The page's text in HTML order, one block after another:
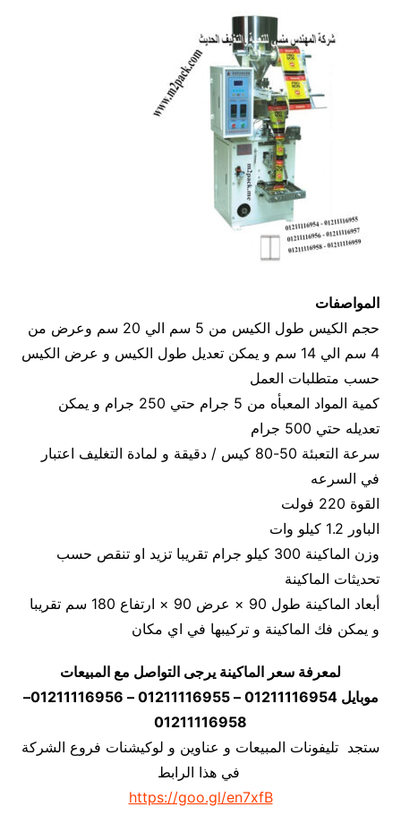
المواصفات
حجم الكيس طول الكيس من 5 سم الي 20 سم وعرض من
4 سم الي 14 سم و يمكن تعديل طول الكيس و عرض الكيس
حسب متطلبات العمل
كمية المواد المعبأه من 5 جرام حتي 250 جرام و يمكن
تعديله حتي 500 جرام
سرعة التعبئة 50-80 كيس / دقيقة و لمادة التغليف اعتبار
في السرعه
القوة 220 فولت
الباور 1.2 كيلو وات
وزن الماكينة 300 كيلو جرام تقريبا تزيد او تنقص حسب
تحديثات الماكينة
أبعاد الماكينة طول 90 × عرض 90 × ارتفاع 180 سم تقريبا
و يمكن فك الماكينة و تركيبها في اي مكان
لمعرفة سعر الماكينة يرجى التواصل مع المبيعات
موبايل 01211116954 – 01211116955 – 01211116956–
01211116958
ستجد تليفونات المبيعات و عناوين و لوكيشنات فروع الشركة
في هذا الرابط
https://goo.gl/en7xfB